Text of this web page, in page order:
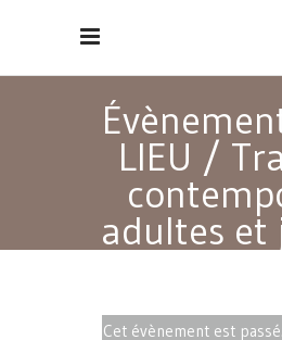
LIEU /
adultes et
Cet évènement est passé.